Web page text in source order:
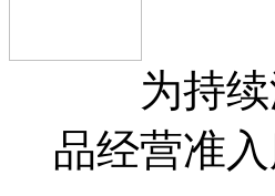
为持续深
品经营准